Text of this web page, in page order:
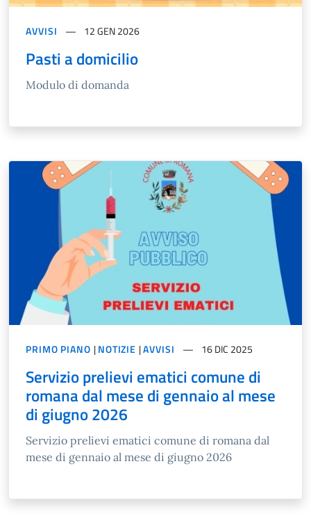
AVVISI 12 GEN 2026
Pasti a domicilio
Modulo di domanda
PRIMO PIANO |NOTIZIE |AVVISI 16 DIC 2025
Servizio prelievi ematici comune di
romana dal mese di gennaio al mese
di giugno 2026
Servizio prelievi ematici comune di romana dal
mese di gennaio al mese di giugno 2026